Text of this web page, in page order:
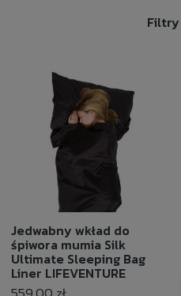
Filtry
Jedwabny wkład do
śpiwora mumia Silk
Ultimate Sleeping Bag
Liner LIFEVENTURE